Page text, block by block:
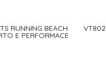
RUNNING BEACH
E PERFORMACE